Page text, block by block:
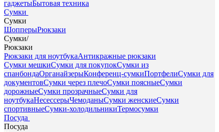
гаджетыБытовая техника
Сумки
Сумки
ШопперыРюкзаки
Сумки/
Рюкзаки
Рюкзаки для ноутбукаАнтикражные рюкзаки
Сумки мешкиСумки для покупокСумки из
спанбондаОрганайзерыКонференц-сумкиПортфелиСумки для
документовСумки через плечоСумки поясныеСумки
дорожныеСумки прозрачныеСумки для
ноутбукаНесессерыЧемоданыСумки женскиеСумки
спортивныеСумки-холодильникиТермосумки
Посуда
Посуда